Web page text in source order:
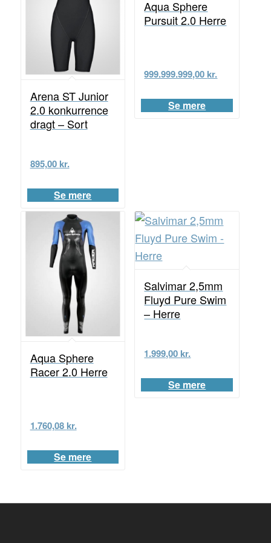
Arena ST Junior
2.0 konkurrence
dragt – Sort
895,00 kr.
Se mere
Aqua Sphere
Pursuit 2.0 Herre
999.999.999,00 kr.
Se mere
Aqua Sphere
Racer 2.0 Herre
1.760,08 kr.
Se mere
Salvimar 2,5mm
Fluyd Pure Swim
– Herre
1.999,00 kr.
Se mere